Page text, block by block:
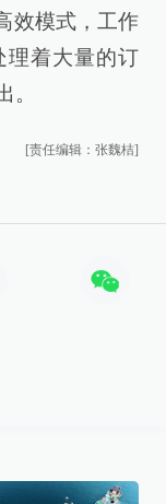
效模式，工作
理着大量的订
。
[责任编辑：张魏桔]